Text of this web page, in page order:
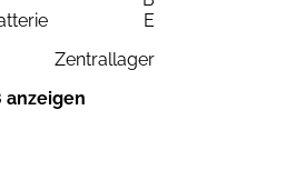
E
Zentrallager
anzeigen